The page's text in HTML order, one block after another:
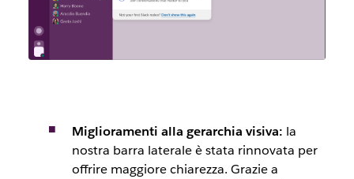
Miglioramenti alla gerarchia visiva: la
nostra barra laterale è stata rinnovata per
offrire maggiore chiarezza. Grazie a